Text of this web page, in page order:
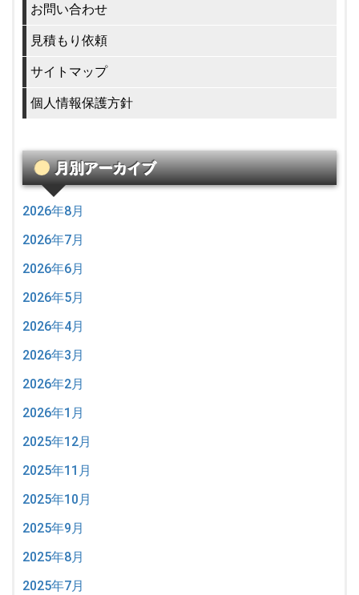
お問い合わせ
見積もり依頼
サイトマップ
個人情報保護方針
月別アーカイブ
2026年8月
2026年7月
2026年6月
2026年5月
2026年4月
2026年3月
2026年2月
2026年1月
2025年12月
2025年11月
2025年10月
2025年9月
2025年8月
2025年7月